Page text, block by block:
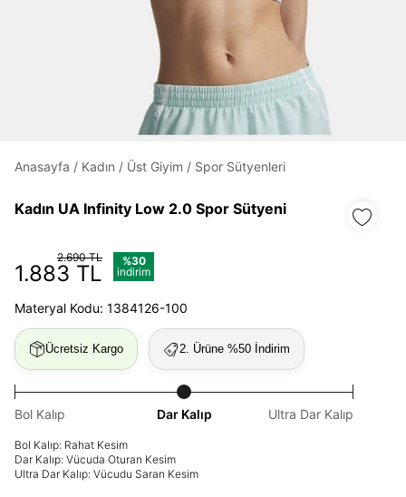
Üye Olmadan Devam Et
Anasayfa / Kadın / Üst Giyim / Spor Sütyenleri
Kadın UA Infinity Low 2.0 Spor Sütyeni
2.690 TL
1.883 TL
%30
indirim
Materyal Kodu: 1384126-100
Ücretsiz Kargo 2. Ürüne %50 İndirim
Bol Kalıp Dar Kalıp Ultra Dar Kalıp
Bol Kalıp: Rahat Kesim
Dar Kalıp: Vücuda Oturan Kesim
Ultra Dar Kalıp: Vücudu Saran Kesim
Kolay iade ve değişim.
Giriş Yap
E-posta
Şifre
Şifremi Unuttum
Giriş Yap